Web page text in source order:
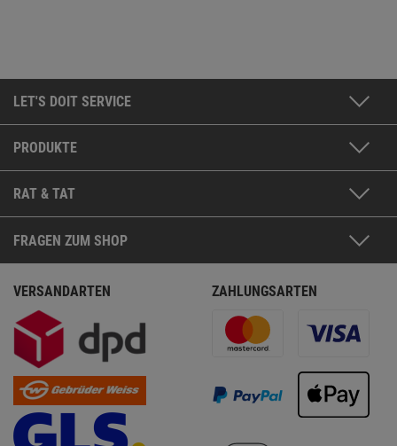
LET'S DOIT SERVICE
PRODUKTE
RAT & TAT
FRAGEN ZUM SHOP
VERSANDARTEN ZAHLUNGSARTEN